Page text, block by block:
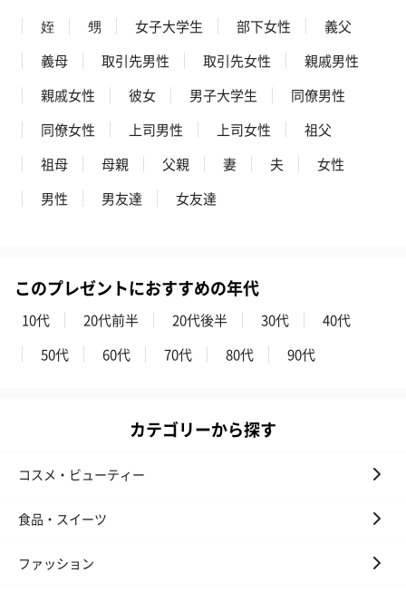
姪
甥 女子大学生 部下女性
義父
義母
取引先男性 取引先女性
親戚男性
親戚女性
彼女 男子大学生
同僚男性
同僚女性
上司男性 上司女性
祖父
祖母
母親 父親 妻 夫
女性
男性
男友達 女友達
このプレゼントにおすすめの年代
10代 20代前半 20代後半 30代
40代
50代
60代 70代 80代 90代
カテゴリーから探す
コスメ・ビューティー
食品・スイーツ
ファッション